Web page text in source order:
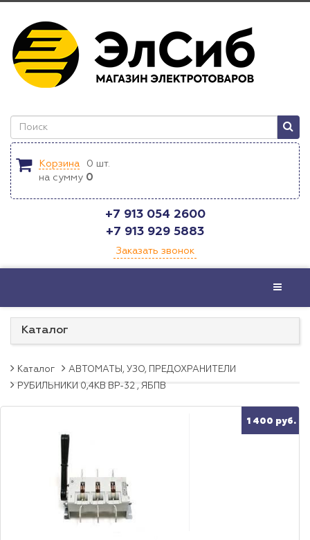
Корзина 0 шт.
на сумму 0
+7 913 054 2600
+7 913 929 5883
Заказать звонок
Меню
Каталог
Каталог
АВТОМАТЫ, УЗО, ПРЕДОХРАНИТЕЛИ
РУБИЛЬНИКИ 0,4КВ ВР-32 , ЯБПВ
1 400 руб.